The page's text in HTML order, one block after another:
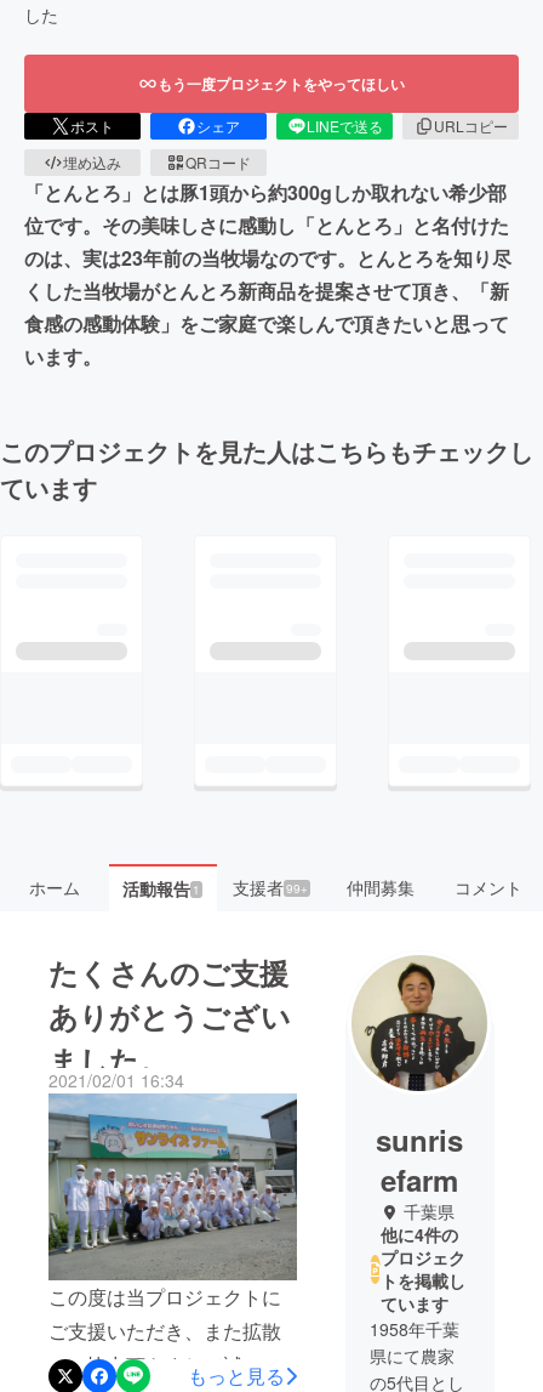
した
もう一度プロジェクトをやってほしい
ポスト シェア LINEで送る
URLコピー
埋め込み
QRコード
「とんとろ」とは豚1頭から約300gしか取れない希少部
位です。その美味しさに感動し「とんとろ」と名付けた
のは、実は23年前の当牧場なのです。とんとろを知り尽
くした当牧場がとんとろ新商品を提案させて頂き、「新
食感の感動体験」をご家庭で楽しんで頂きたいと思って
います。
このプロジェクトを見た人はこちらもチェックし
ています
ホーム 活動報告1 支援者99+ 仲間募集 コメント
たくさんのご支援
ありがとうござい
ました。
2021/02/01 16:34
この度は当プロジェクトに
ご支援いただき、また拡散
にご協力頂きまして誠にあ
もっと見る
sunris
efarm
千葉県
他に4件の
プロジェク
トを掲載し
ています
1958年千葉
県にて農家
の5代目とし